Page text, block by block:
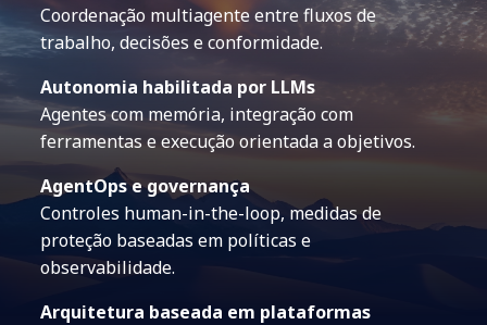
Coordenação multiagente entre fluxos de
trabalho, decisões e conformidade.
Autonomia habilitada por LLMs
Agentes com memória, integração com
ferramentas e execução orientada a objetivos.
AgentOps e governança
Controles human-in-the-loop, medidas de
proteção baseadas em políticas e
observabilidade.
Arquitetura baseada em plataformas